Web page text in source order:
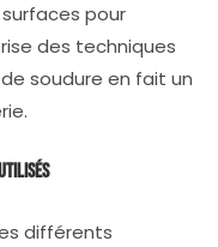
pour
des techniques
soudure en fait un
différents